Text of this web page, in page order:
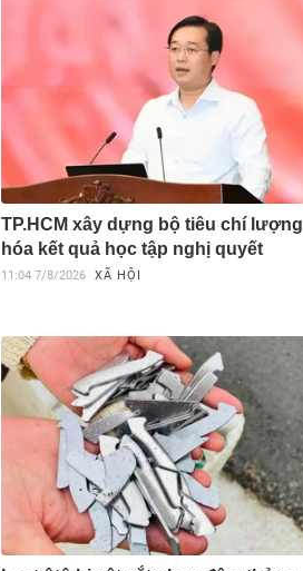
TP.HCM xây dựng bộ tiêu chí lượng
hóa kết quả học tập nghị quyết
11:04 7/8/2026 XÃ HỘI